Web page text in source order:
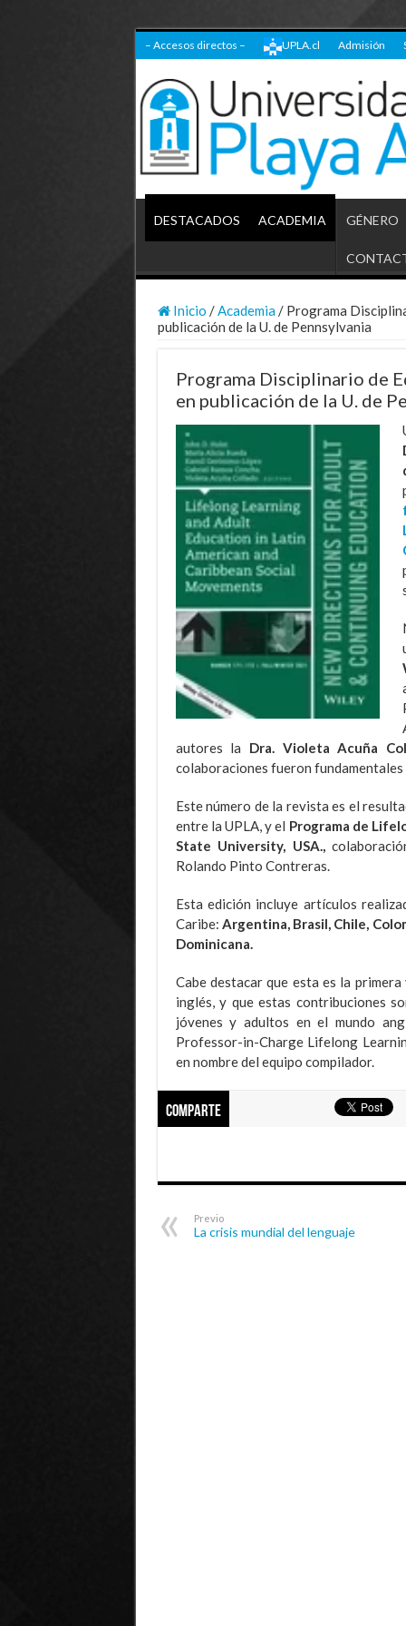
– Accesos directos – UPLA.cl Admisión
DESTACADOS ACADEMIA GÉNERO
Inicio / Academia / Programa
publicación de la U. de Pennsylvania
Programa Disciplinario de
en publicación de la U. de
autores la Dra. Violeta Acuña
colaboraciones fueron
Este número de la revista es el
entre la UPLA, y el Programa de
State University, USA.,
Rolando Pinto Contreras.
Esta edición incluye artículos
Caribe: Argentina, Brasil, Chile,
Dominicana.
Cabe destacar que esta es la
inglés, y que estas contribuciones
jóvenes y adultos en el mundo
Professor-in-Charge Lifelong
en nombre del equipo compilador.
Comparte
Previo
La crisis mundial del lenguaje